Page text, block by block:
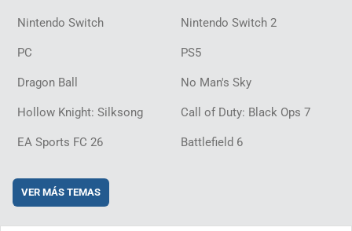
Nintendo Switch Nintendo Switch 2
PC PS5
Dragon Ball No Man's Sky
Hollow Knight: Silksong Call of Duty: Black Ops 7
EA Sports FC 26 Battlefield 6
VER MÁS TEMAS